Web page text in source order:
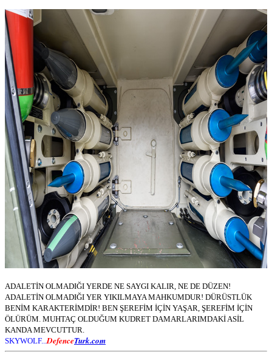
ADALETİN OLMADIĞI YERDE NE SAYGI KALIR, NE DE DÜZEN!
ADALETİN OLMADIĞI YER YIKILMAYA MAHKUMDUR! DÜRÜSTLÜK
BENİM KARAKTERİMDİR! BEN ŞEREFİM İÇİN YAŞAR, ŞEREFİM İÇİN
ÖLÜRÜM. MUHTAÇ OLDUĞUM KUDRET DAMARLARIMDAKİ ASİL
KANDA MEVCUTTUR.
SKYWOLF... DefenceTurk.com